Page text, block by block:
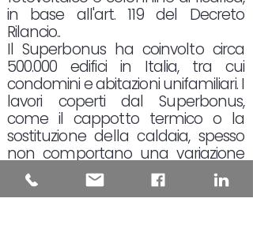
in base all'art. 119 del Decreto
Rilancio..
Il Superbonus ha coinvolto circa
500.000 edifici in Italia, tra cui
condomini e abitazioni unifamiliari. I
lavori coperti dal Superbonus,
come il cappotto termico o la
sostituzione della caldaia, spesso
non comportano una variazione
della pianta dell'immobile, e quindi
non richiedono, in teoria, un